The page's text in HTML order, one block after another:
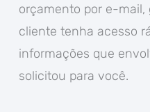
orçamento por e-mail,
cliente tenha acesso
informações que
solicitou para você.